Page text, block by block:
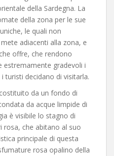
della Sardegna. La
della zona per le sue
le quali non
adiacenti alla zona, e
offre, che rendono
estremamente gradevoli i
turisti decidano di visitarla.
da un fondo di
da acque limpide di
è visibile lo stagno di
che abitano al suo
principale di questa
rosa opalino della